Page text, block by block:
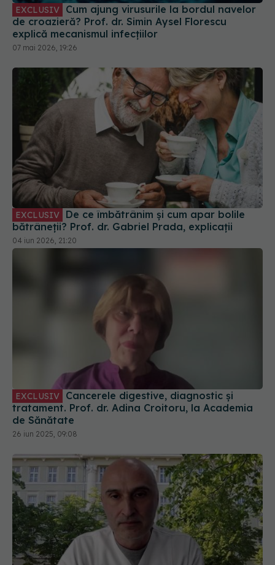
EXCLUSIV
de croazieră? Prof. dr. Simin Aysel Florescu
explică mecanismul infecțiilor
07 mai 2026, 19:26
EXCLUSIV
bătrâneții? Prof. dr. Gabriel Prada, explicații
04 iun 2026, 21:20
EXCLUSIV
tratament. Prof. dr. Adina Croitoru, la Academia
de Sănătate
26 iun 2025, 09:08